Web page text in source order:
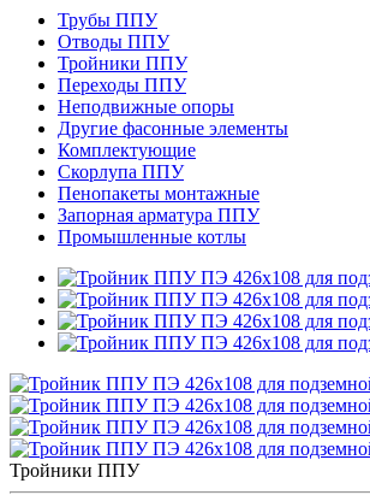
Трубы ППУ
Отводы ППУ
Тройники ППУ
Переходы ППУ
Неподвижные опоры
Другие фасонные элементы
Комплектующие
Скорлупа ППУ
Пенопакеты монтажные
Запорная арматура ППУ
Промышленные котлы
Тройники ППУ